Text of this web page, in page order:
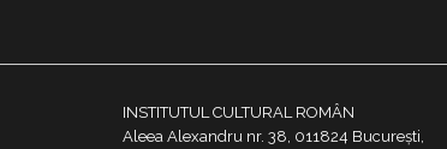
INSTITUTUL CULTURAL ROMÂN
Aleea Alexandru nr. 38, 011824 București,